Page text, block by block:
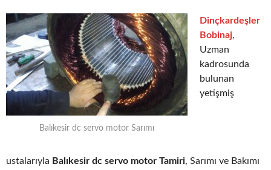
Balıkesir dc servo motor Sarımı
Dinçkardeşler
Bobinaj,
Uzman
kadrosunda
bulunan
yetişmiş
ustalarıyla Balıkesir dc servo motor Tamiri, Sarımı ve Bakımı